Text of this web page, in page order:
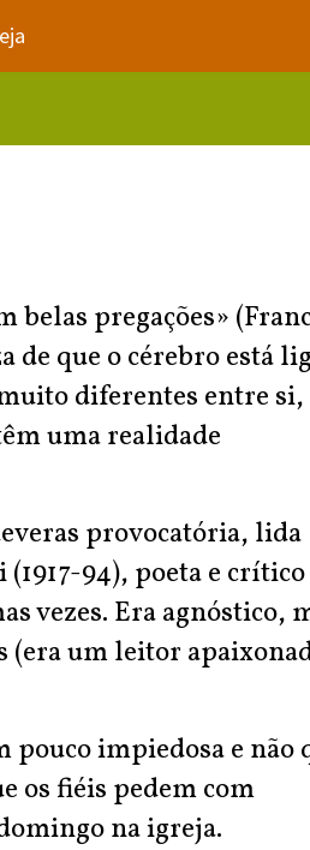
belas pregações»
de que o cérebro está
diferentes entre si,
uma realidade
provocatória, lida
94), poeta e crítico
vezes. Era agnóstico,
um leitor
pouco impiedosa e não
os fiéis pedem com
na igreja.